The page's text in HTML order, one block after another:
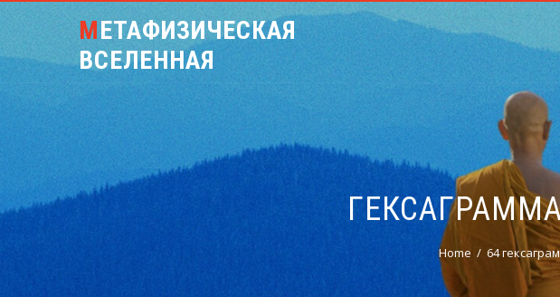
МЕТАФИЗИЧЕСКАЯ
ВСЕЛЕННАЯ
Home 64